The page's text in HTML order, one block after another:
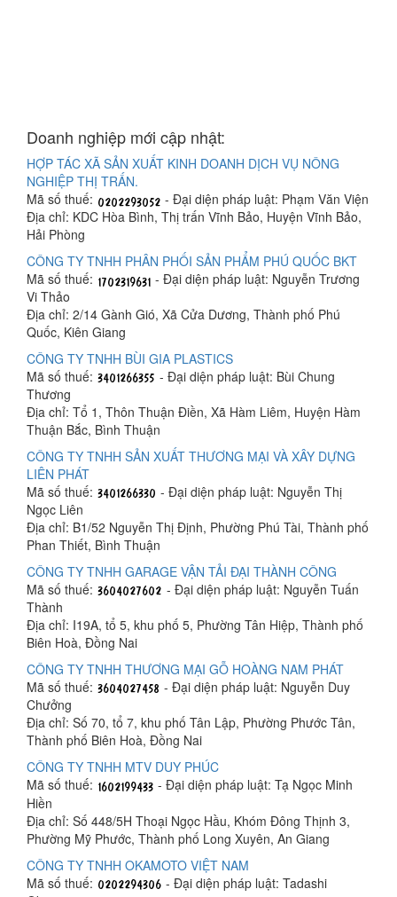
Doanh nghiệp mới cập nhật:
HỢP TÁC XÃ SẢN XUẤT KINH DOANH DỊCH VỤ NÔNG
NGHIỆP THỊ TRẤN.
Mã số thuế:
- Đại diện pháp luật: Phạm Văn Viện
Địa chỉ: KDC Hòa Bình, Thị trấn Vĩnh Bảo, Huyện Vĩnh Bảo,
Hải Phòng
CÔNG TY TNHH PHÂN PHỐI SẢN PHẨM PHÚ QUỐC BKT
Mã số thuế:
- Đại diện pháp luật: Nguyễn Trương
Vi Thảo
Địa chỉ: 2/14 Gành Gió, Xã Cửa Dương, Thành phố Phú
Quốc, Kiên Giang
CÔNG TY TNHH BÙI GIA PLASTICS
Mã số thuế:
- Đại diện pháp luật: Bùi Chung
Thương
Địa chỉ: Tổ 1, Thôn Thuận Điền, Xã Hàm Liêm, Huyện Hàm
Thuận Bắc, Bình Thuận
CÔNG TY TNHH SẢN XUẤT THƯƠNG MẠI VÀ XÂY DỰNG
LIÊN PHÁT
Mã số thuế:
- Đại diện pháp luật: Nguyễn Thị
Ngọc Liên
Địa chỉ: B1/52 Nguyễn Thị Định, Phường Phú Tài, Thành phố
Phan Thiết, Bình Thuận
CÔNG TY TNHH GARAGE VẬN TẢI ĐẠI THÀNH CÔNG
Mã số thuế:
- Đại diện pháp luật: Nguyễn Tuấn
Thành
Địa chỉ: I19A, tổ 5, khu phố 5, Phường Tân Hiệp, Thành phố
Biên Hoà, Đồng Nai
CÔNG TY TNHH THƯƠNG MẠI GỖ HOÀNG NAM PHÁT
Mã số thuế:
- Đại diện pháp luật: Nguyễn Duy
Chưởng
Địa chỉ: Số 70, tổ 7, khu phố Tân Lập, Phường Phước Tân,
Thành phố Biên Hoà, Đồng Nai
CÔNG TY TNHH MTV DUY PHÚC
Mã số thuế:
- Đại diện pháp luật: Tạ Ngọc Minh
Hiền
Địa chỉ: Số 448/5H Thoại Ngọc Hầu, Khóm Đông Thịnh 3,
Phường Mỹ Phước, Thành phố Long Xuyên, An Giang
CÔNG TY TNHH OKAMOTO VIỆT NAM
Mã số thuế:
- Đại diện pháp luật: Tadashi